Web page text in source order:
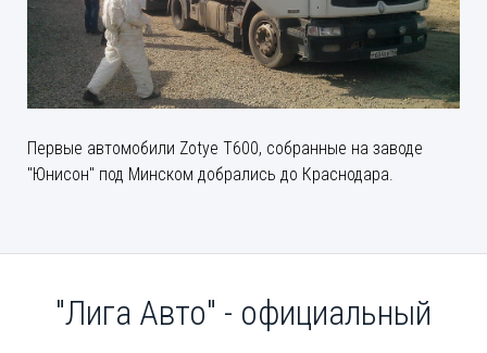
Первые автомобили Zotye T600, собранные на заводе
"Юнисон" под Минском добрались до Краснодара.
"Лига Авто" - официальный